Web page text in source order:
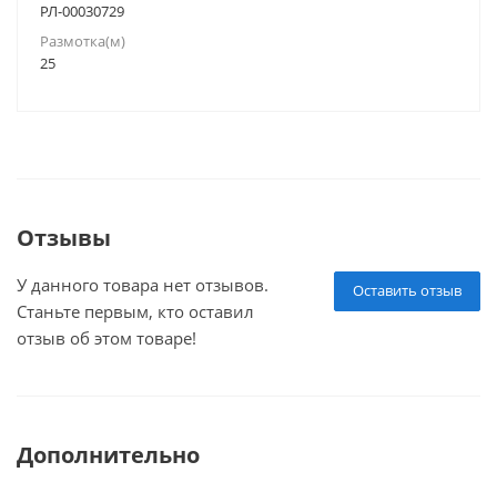
РЛ-00030729
Размотка(м)
25
Отзывы
Оставить отзыв
У данного товара нет отзывов.
Станьте первым, кто оставил
отзыв об этом товаре!
Дополнительно